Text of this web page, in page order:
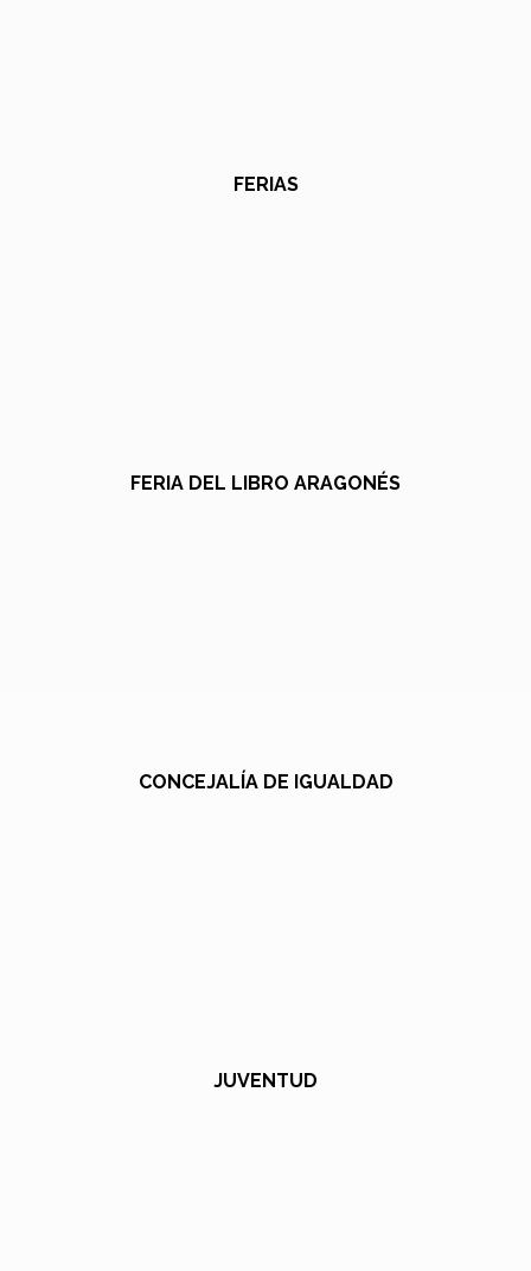
FERIAS
FERIA DEL LIBRO ARAGONÉS
CONCEJALÍA DE IGUALDAD
JUVENTUD